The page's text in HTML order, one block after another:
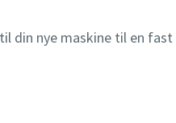
din nye maskine til en fast